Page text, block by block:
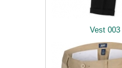
Vest 003